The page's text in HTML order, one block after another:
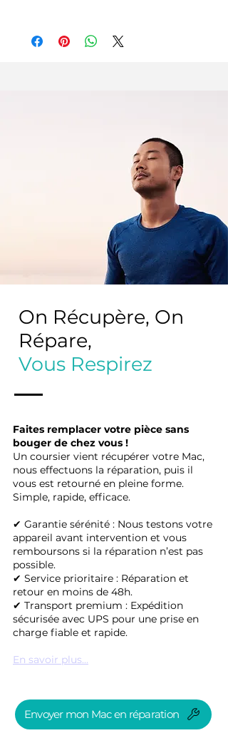
Écran : parfait état, aucune rayure
Coque : peut présenter des micro-
Coque : peut présenter des traces
d’usure visibles et perceptibles au
toucher (rayures et/ou impacts).
On Récupère, On
Répare,
Vous Respirez
Faites remplacer votre pièce sans
bouger de chez vous !
Un coursier vient récupérer votre Mac,
nous effectuons la réparation, puis il
vous est retourné en pleine forme.
Simple, rapide, efficace.
✔ Garantie sérénité : Nous testons votre
appareil avant intervention et vous
remboursons si la réparation n’est pas
possible.
✔ Service prioritaire : Réparation et
retour en moins de 48h.
✔ Transport premium : Expédition
sécurisée avec UPS pour une prise en
charge fiable et rapide.
En savoir plus...
Envoyer mon Mac en réparation